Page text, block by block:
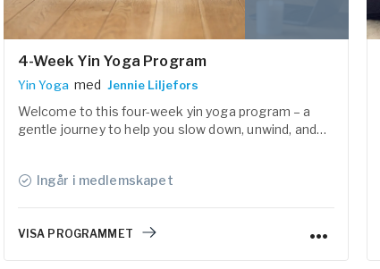
4-Week Yin Yoga Program
Yin Yoga med Jennie Liljefors
Welcome to this four-week yin yoga program – a
gentle journey to help you slow down, unwind, and
Ingår i medlemskapet
VISA PROGRAMMET